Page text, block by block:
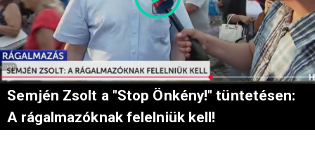
Semjén Zsolt a "Stop Önkény!" tüntetésen:
A rágalmazóknak felelniük kell!